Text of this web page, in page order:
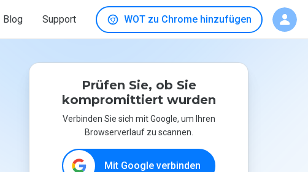
Blog Support WOT zu Chrome hinzufügen
Prüfen Sie, ob Sie
kompromittiert wurden
Verbinden Sie sich mit Google, um Ihren
Browserverlauf zu scannen.
Mit Google verbinden